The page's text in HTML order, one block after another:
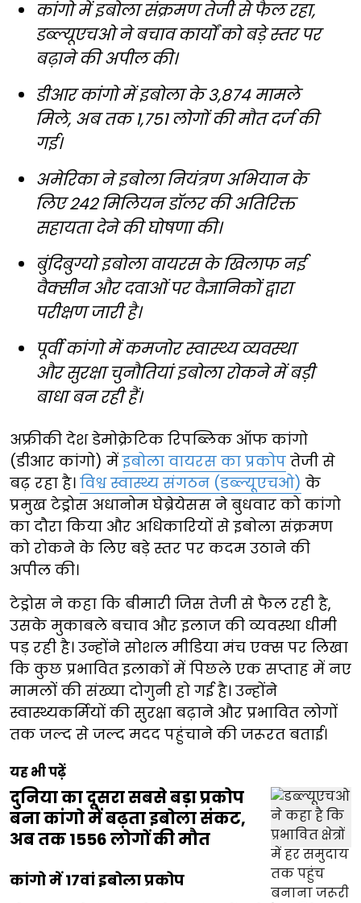
कांगो में इबोला संक्रमण तेजी से फैल रहा,
डब्ल्यूएचओ ने बचाव कार्यों को बड़े स्तर पर
बढ़ाने की अपील की।
डीआर कांगो में इबोला के 3,874 मामले
मिले, अब तक 1,751 लोगों की मौत दर्ज की
गई।
अमेरिका ने इबोला नियंत्रण अभियान के
लिए 242 मिलियन डॉलर की अतिरिक्त
सहायता देने की घोषणा की।
बुंदिबुग्यो इबोला वायरस के खिलाफ नई
वैक्सीन और दवाओं पर वैज्ञानिकों द्वारा
परीक्षण जारी है।
पूर्वी कांगो में कमजोर स्वास्थ्य व्यवस्था
और सुरक्षा चुनौतियां इबोला रोकने में बड़ी
बाधा बन रही हैं।
अफ्रीकी देश डेमोक्रेटिक रिपब्लिक ऑफ कांगो
(डीआर कांगो) मेंइबोला वायरस का प्रकोप तेजी से
बढ़ रहा है। विश्व स्वास्थ्य संगठन (डब्ल्यूएचओ) के
प्रमुख टेड्रोस अधानोम घेब्रेयेसस ने बुधवार को कांगो
का दौरा किया और अधिकारियों से इबोला संक्रमण
को रोकने के लिए बड़े स्तर पर कदम उठाने की
अपील की।
टेड्रोस ने कहा कि बीमारी जिस तेजी से फैल रही है,
उसके मुकाबले बचाव और इलाज की व्यवस्था धीमी
पड़ रही है। उन्होंने सोशल मीडिया मंच एक्स पर लिखा
कि कुछ प्रभावित इलाकों में पिछले एक सप्ताह में नए
मामलों की संख्या दोगुनी हो गई है। उन्होंने
स्वास्थ्यकर्मियों की सुरक्षा बढ़ाने और प्रभावित लोगों
तक जल्द से जल्द मदद पहुंचाने की जरूरत बताई।
यह भी पढ़ें
दुनिया का दूसरा सबसे बड़ा प्रकोप
बना कांगो में बढ़ता इबोला संकट,
अब तक 1556 लोगों की मौत
कांगो में 17वां इबोला प्रकोप